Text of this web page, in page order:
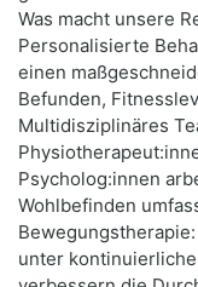
Was macht unsere
Personalisierte
einen
Befunden,
Multidisziplinäres
Psycholog:innen
Wohlbefinden
unter